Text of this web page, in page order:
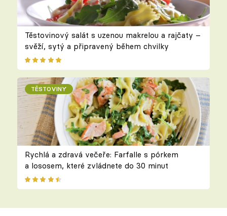
Těstovinový salát s uzenou makrelou a rajčaty –
svěží, sytý a připravený během chvilky
TĚSTOVINY
Rychlá a zdravá večeře: Farfalle s pórkem
a lososem, které zvládnete do 30 minut